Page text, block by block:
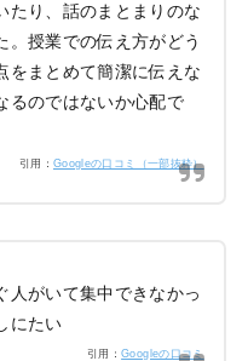
たり、話のまとまりのな
。授業での伝え方がどう
をまとめて簡潔に伝えな
るのではないか心配で
引用： Googleの口コミ（一部抜粋）
人がいて集中できなかっ
にたい
引用：Googleの口コミ